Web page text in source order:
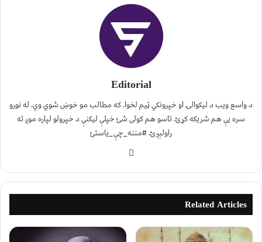
Editorial
د واسع ویب د لیکوالۍ او خپرونکي ټیم لخوا. که مطالب مو خوښ شوي وي، له نورو
سره یې هم شریکه کړئ. تاسو هم کولی شئ خپلې لیکنې د خپرولو لپاره موږ ته
راولېږئ. #مننه_چې_یاستئ
Related Articles